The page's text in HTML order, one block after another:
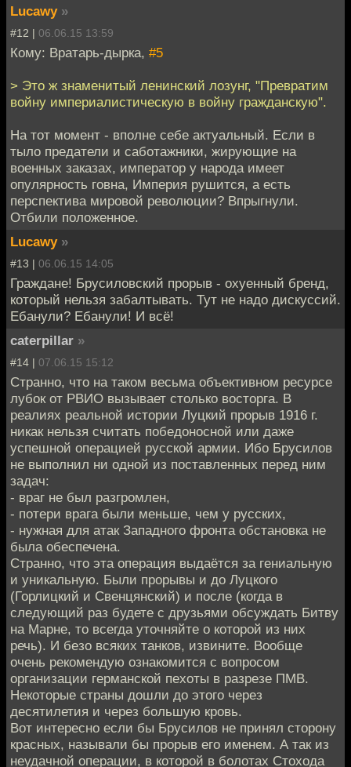
Lucawy »
#12 | 06.06.15 13:59
Кому: Вратарь-дырка, #5
> Это ж знаменитый ленинский лозунг, "Превратим
войну империалистическую в войну гражданскую".
На тот момент - вполне себе актуальный. Если в
тыло предатели и саботажники, жирующие на
военных заказах, император у народа имеет
опулярность говна, Империя рушится, а есть
перспектива мировой революции? Впрыгнули.
Отбили положенное.
Lucawy »
#13 | 06.06.15 14:05
Граждане! Брусиловский прорыв - охуенный бренд,
который нельзя забалтывать. Тут не надо дискуссий.
Ебанули? Ебанули! И всё!
caterpillar »
#14 | 07.06.15 15:12
Странно, что на таком весьма объективном ресурсе
лубок от РВИО вызывает столько восторга. В
реалиях реальной истории Луцкий прорыв 1916 г.
никак нельзя считать победоносной или даже
успешной операцией русской армии. Ибо Брусилов
не выполнил ни одной из поставленных перед ним
задач:
- враг не был разгромлен,
- потери врага были меньше, чем у русских,
- нужная для атак Западного фронта обстановка не
была обеспечена.
Странно, что эта операция выдаётся за гениальную
и уникальную. Были прорывы и до Луцкого
(Горлицкий и Свенцянский) и после (когда в
следующий раз будете с друзьями обсуждать Битву
на Марне, то всегда уточняйте о которой из них
речь). И безо всяких танков, извините. Вообще
очень рекомендую ознакомится с вопросом
организации германской пехоты в разрезе ПМВ.
Некоторые страны дошли до этого через
десятилетия и через большую кровь.
Вот интересно если бы Брусилов не принял сторону
красных, называли бы прорыв его именем. А так из
неудачной операции, в которой в болотах Стохода